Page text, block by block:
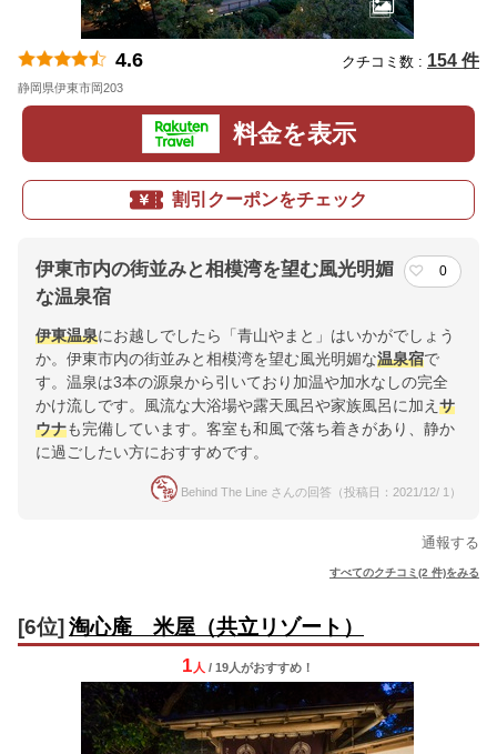
4.6 クチコミ数 : 154 件
静岡県伊東市岡203
料金を表示
割引クーポンをチェック
伊東市内の街並みと相模湾を望む風光明媚
な温泉宿
0
伊東温泉にお越しでしたら「青山やまと」はいかがでしょう
か。伊東市内の街並みと相模湾を望む風光明媚な温泉宿で
す。温泉は3本の源泉から引いており加温や加水なしの完全
かけ流しです。風流な大浴場や露天風呂や家族風呂に加え サ
ウナも完備しています。客室も和風で落ち着きがあり、静か
に過ごしたい方におすすめです。
Behind The Line さんの回答（投稿日：2021/12/ 1）
通報する
すべてのクチコミ(2 件)をみる
[6位] 淘心庵 米屋（共立リゾート）
1 人 / 19人がおすすめ！